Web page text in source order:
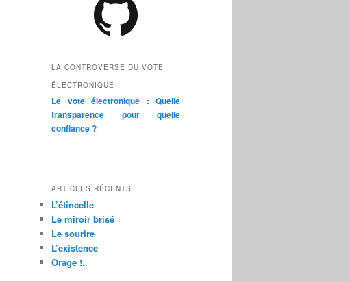
LA CONTROVERSE DU VOTE
ÉLECTRONIQUE
Le vote électronique : Quelle
transparence pour quelle
confiance ?
ARTICLES RÉCENTS
L’étincelle
Le miroir brisé
Le sourire
L’existence
Orage !..